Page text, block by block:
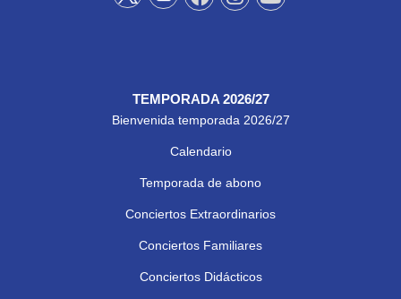
TEMPORADA 2026/27
Bienvenida temporada 2026/27
Calendario
Temporada de abono
Conciertos Extraordinarios
Conciertos Familiares
Conciertos Didácticos